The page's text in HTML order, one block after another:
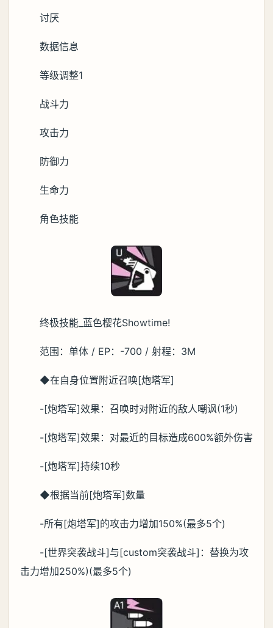
讨厌
数据信息
等级调整1
战斗力
攻击力
防御力
生命力
角色技能
终极技能_蓝色樱花Showtime!
范围：单体 / EP：-700 / 射程：3M
◆在自身位置附近召唤[炮塔军]
-[炮塔军]效果：召唤时对附近的敌人嘲讽(1秒)
-[炮塔军]效果：对最近的目标造成600%额外伤害
-[炮塔军]持续10秒
◆根据当前[炮塔军]数量
-所有[炮塔军]的攻击力增加150%(最多5个)
-[世界突袭战斗]与[custom突袭战斗]：替换为攻
击力增加250%)(最多5个)